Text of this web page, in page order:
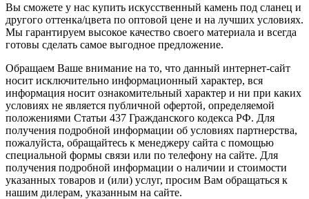
Вы сможете у нас купить искусственный камень под сланец и
другого оттенка/цвета по оптовой цене и на лучших условиях.
Мы гарантируем высокое качество своего материала и всегда
готовы сделать самое выгодное предложение.
Обращаем Ваше внимание на то, что данный интернет-сайт
носит исключительно информационный характер, вся
информация носит ознакомительный характер и ни при каких
условиях не является публичной офертой, определяемой
положениями Статьи 437 Гражданского кодекса РФ. Для
получения подробной информации об условиях партнерства,
пожалуйста, обращайтесь к менеджеру сайта с помощью
специальной формы связи или по телефону на сайте. Для
получения подробной информации о наличии и стоимости
указанных товаров и (или) услуг, просим Вам обращаться к
нашим дилерам, указанным на сайте.